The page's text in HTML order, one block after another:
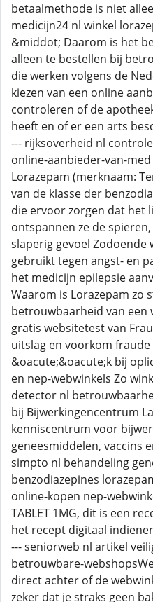
betaalmethode is niet
medicijn24 nl winkel
&middot; Daarom is het
alleen te bestellen bij
die werken volgens de
kiezen van een online
controleren of de
heeft en of er een arts
--- rijksoverheid nl
online-aanbieder-van-
Lorazepam (merknaam:
van de klasse der
die ervoor zorgen dat het
ontspannen ze de
slaperig gevoel Zodoende
gebruikt tegen angst- en
het medicijn epilepsie
Waarom is Lorazepam zo
betrouwbaarheid van een
gratis websitetest van
uitslag en voorkom
&oacute;&oacute;k bij
en nep-webwinkels Zo
detector nl
bij Bijwerkingencentrum
kenniscentrum voor
geneesmiddelen, vaccins
simpto nl behandeling
benzodiazepines
online-kopen nep-
TABLET 1MG, dit is een
het recept digitaal
--- seniorweb nl artikel
betrouwbare-
direct achter of de
zeker dat je straks geen